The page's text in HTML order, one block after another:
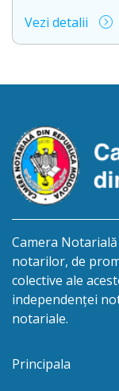
ap. 1,
B01154122,
nr. 2476
păstrează în
Vezi detalii
Camera
notarilor, de
colective ale
independenței
notariale.
Principala